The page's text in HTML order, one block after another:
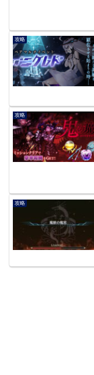
攻略
攻略
攻略